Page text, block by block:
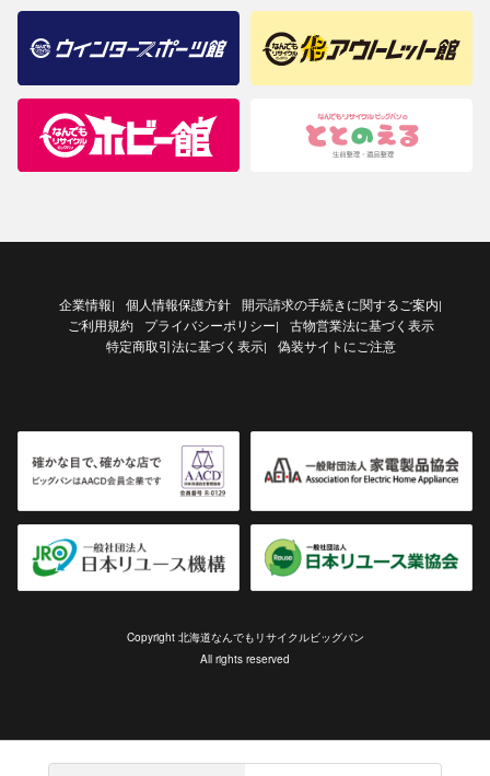
企業情報| 個人情報保護方針 開示請求の手続きに関するご案内|
ご利用規約 プライバシーポリシー|
古物営業法に基づく表示
特定商取引法に基づく表示| 偽装サイトにご注意
Copyright 北海道なんでもリサイクルビッグバン
All rights reserved